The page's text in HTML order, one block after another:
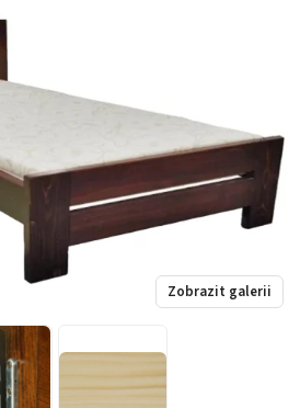
Zobrazit galerii